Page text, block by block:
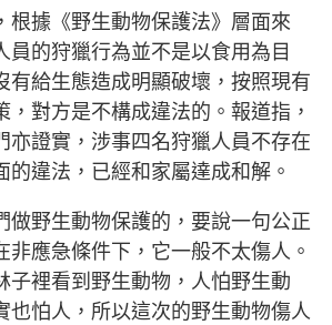
根據《野生動物保護法》層面來
員的狩獵行為並不是以食用為目
有給生態造成明顯破壞，按照現有
，對方是不構成違法的。報道指，
亦證實，涉事四名狩獵人員不存在
的違法，已經和家屬達成和解。
做野生動物保護的，要說一句公正
非應急條件下，它一般不太傷人。
子裡看到野生動物，人怕野生動
也怕人，所以這次的野生動物傷人